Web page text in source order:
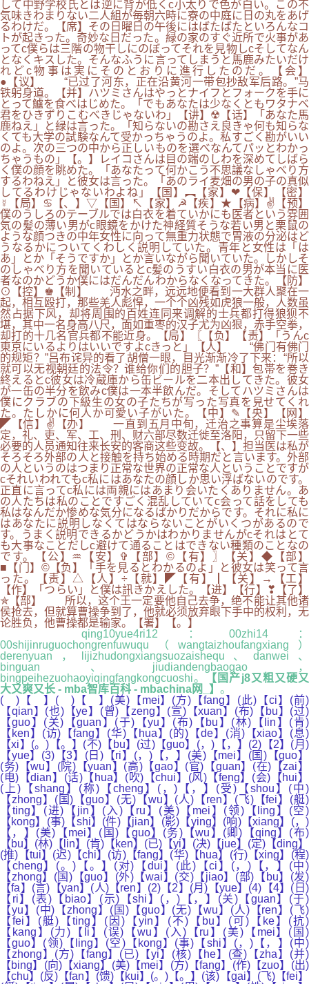
して中野学校氏とは逆に背が低くc小太りで色が白い。この不
気味きわまりない二人組が毎朝六時に寮の中庭に日の丸をあげ
るわけだ。【席】その日曜日の午後にはばたばたといろんなコ
トが起きった。奇妙な日だった。緑の家のすぐ近所で火事があ
ってc僕らは三階の物干しにのぼってそれを見物しcそしてなん
となくキスした。そんなふうに言ってしまうと馬鹿みたいだけ
れどc物事は実にそのとおりに進行したのだ。【会】
●【议】 “已过了河东，正在沿黄河一带包抄敌军后路。”马
铁躬身道。【并】ハツミさんはやっとナイフとフォークを手に
とって鱸を食べはじめた。「でもあなたは少なくともワタナベ
君をひきずりこむべきじゃないわ」【讲】☢【话】「あなた馬
鹿ねえ」と緑は言った。「知らないの勘さえ良きゃ何も知らな
くても大学の試験なんて受かっちゃうのよ。私すごく勘がいい
のよ。次の三つの中から正しいものを選べなんてパッとわかっ
ちゃうもの」【。】レイコさんは目の端のしわを深めてしばら
く僕の顔を眺めた。「あなたって何かこう不思議なしゃべり方
するわねえ」と彼女は言った。「あのライ麦畑の男の子の真似
してるわけじゃないわよね」【国】︻【家】❤【保】【密】
☿【局】♋【、】▽【国】↖【家】☭【疾】★【病】✌【预】
僕のうしろのテーブルでは白衣を着ていかにも医者という雰囲
気の髪の薄い男がc眼鏡をかけた神経質そうな若い男と栗鼠の
ような顔つきの中年女性に向って無重力状態で胃液の分泌はど
うなるかについてくわしく説明していた。青年と女性は「は
あ」とか「そうですか」とか言いながら聞いていた。しかしそ
のしゃべり方を聞いているとc髪のうすい白衣の男が本当に医
者なのかどうか僕にはだんだんわからなくなってきた。【防】
⊙【控】♚【制】 沔水之畔，远远地便看到一大群人聚在一
起，相互殴打，那些羌人彪悍，一个个凶残如虎狼一般，人数虽
然占据下风，却将周围的百姓连同来调解的士兵都打得狼狈不
堪，其中一名身高八尺，面如重枣的汉子尤为凶狠，赤手空拳，
却打的十几名官兵都不能近身。【局】〖【负】【责】「うんc
東京にいるよりはいいですよcきっと」【人】 “佛门有佛门
的规矩？”吕布诧异的看了胡僧一眼，目光渐渐冷了下来：“所以
就可以无视朝廷的法令？谁给你们的胆子？”【和】包帯を巻き
終えるとc彼女は冷蔵庫から缶ビールを二本出してきた。彼女
が一缶の半分を飲みc僕は一本半飲んだ。そしてハツミさんは
僕にクラブの下級生の女の子たちが写った写真を見せてくれ
た。たしかに何人か可愛い子がいた。【中】✎【央】【网】
◤【信】✌【办】 一直到五月中旬，迁治之事算是尘埃落
定，礼、吏、军、工、刑、财六部尽数迁徙至洛阳，只留下一些
必要的人员通知往来长安的客商这些变故。【、】担当医は私が
そろそろ外部の人と接触を持ち始める時期だと言います。外部
の人というのはつまり正常な世界の正常な人ということですが
cそれいわれてもc私にはあなたの顔しか思い浮ばないのです。
正直に言ってc私には両親にはあまり会いたくありません。あ
の人たちは私のことですごく混乱していてc会って話をしても
私はなんだか惨めな気分になるばかりだからです。それに私に
はあなたに説明しなくてはならないことがいくつがあるので
す。うまく説明できるかどうかはわかりませんがcそれはとて
も大事なことだしc避けて通ることはできない種類のことなの
です。【公】♒【安】✞【部】©【有】〗【关】◆【部】
■【门】©【负】「手を見るとわかるのよ」と彼女は笑って言
った。【责】△【人】÷【就】◤【有】┃【关】→【工】
【作】「つらい」と僕は訊きかえした。【进】【行】❣【了】
✯【部】 所以，这个王一定要他自己去争，绝不能让其他诸
侯抢去，但就算曹操争到了，他就必须放弃眼下手中的权利，无
论胜负，他曹操都是输家。【署】【。】
qing10yue4ri12：00zhi14：
00shijinruguochongrenfuwuqu（wangtaizhoufangxiang）
derenyuan，lijizhudongxiangsuozaishequ、danwei、
binguan、jiudiandengbaogao，
bingpeihezuohaoyiqingfangkongcuoshi。
【国产j8又粗又硬又
大又爽又长 - mba智库百科 - mbachina网_】 。
( )【 】( )【 】(美)【mei】(方)【fang】(此)【ci】(前)
【qian】(也)【ye】(曾)【zeng】(宣)【xuan】(布)【bu】(过)
【guo】(关)【guan】(于)【yu】(布)【bu】(林)【lin】(肯)
【ken】(访)【fang】(华)【hua】(的)【de】(消)【xiao】(息)
【xi】(。)【。】(不)【bu】(过)【guo】(，)【，】(2)【2】(月)
【yue】(3)【3】(日)【ri】(，)【，】(美)【mei】(国)【guo】
(务)【wu】(院)【yuan】(高)【gao】(官)【guan】(在)【zai】
(电)【dian】(话)【hua】(吹)【chui】(风)【feng】(会)【hui】
(上)【shang】(称)【cheng】(，)【，】(受)【shou】(中)
【zhong】(国)【guo】(无)【wu】(人)【ren】(飞)【fei】(艇)
【ting】(进)【jin】(入)【ru】(美)【mei】(领)【ling】(空)
【kong】(事)【shi】(件)【jian】(影)【ying】(响)【xiang】(，)
【，】(美)【mei】(国)【guo】(务)【wu】(卿)【qing】(布)
【bu】(林)【lin】(肯)【ken】(已)【yi】(决)【jue】(定)【ding】
(推)【tui】(迟)【chi】(访)【fang】(华)【hua】(行)【xing】(程)
【cheng】(。)【。】(对)【dui】(此)【ci】(，)【，】(中)
【zhong】(国)【guo】(外)【wai】(交)【jiao】(部)【bu】(发)
【fa】(言)【yan】(人)【ren】(2)【2】(月)【yue】(4)【4】(日)
【ri】(表)【biao】(示)【shi】(，)【，】(关)【guan】(于)
【yu】(中)【zhong】(国)【guo】(无)【wu】(人)【ren】(飞)
【fei】(艇)【ting】(因)【yin】(不)【bu】(可)【ke】(抗)
【kang】(力)【li】(误)【wu】(入)【ru】(美)【mei】(国)
【guo】(领)【ling】(空)【kong】(事)【shi】(，)【，】(中)
【zhong】(方)【fang】(已)【yi】(核)【he】(查)【zha】(并)
【bing】(向)【xiang】(美)【mei】(方)【fang】(作)【zuo】(出)
【chu】(反)【fan】(馈)【kui】(。)【。】(该)【gai】(飞)【fei】